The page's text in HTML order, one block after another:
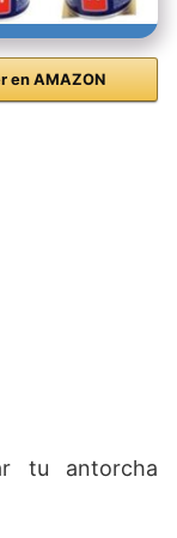
en AMAZON
tu antorcha